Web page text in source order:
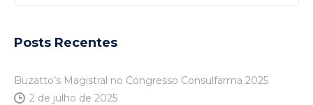
Posts Recentes
Buzatto’s Magistral no Congresso Consulfarma 2025
2 de julho de 2025